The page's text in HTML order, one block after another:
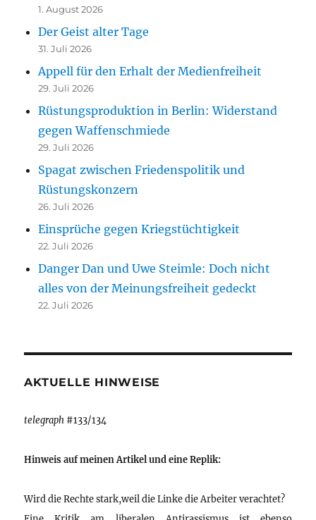
1. August 2026
Der Geist alter Tage
31. Juli 2026
Appell für den Erhalt der Medienfreiheit
29. Juli 2026
Rüstungsproduktion in Berlin: Widerstand
gegen Waffenschmiede
29. Juli 2026
Spagat zwischen Friedenspolitik und
Rüstungskonzern
26. Juli 2026
Einsprüche gegen Kriegstüchtigkeit
22. Juli 2026
Danger Dan und Uwe Steimle: Doch nicht
alles von der Meinungsfreiheit gedeckt
22. Juli 2026
AKTUELLE HINWEISE
telegraph #133/134
Hinweis auf meinen Artikel und eine Replik:
Wird die Rechte stark,weil die Linke die Arbeiter verachtet?